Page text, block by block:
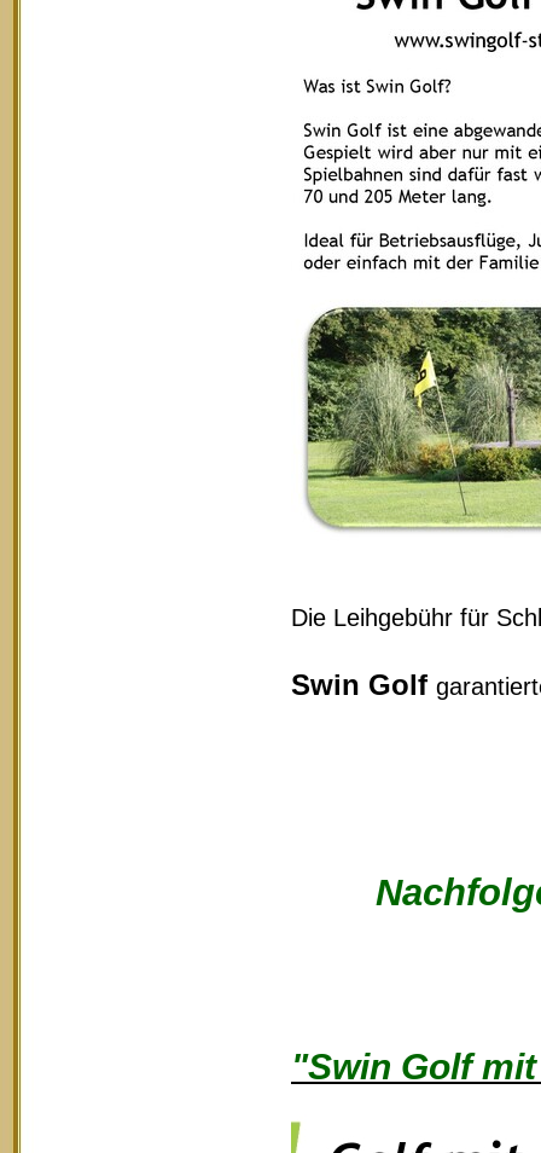
Die Leihgebühr für
Swin Golf
"Swin Golf